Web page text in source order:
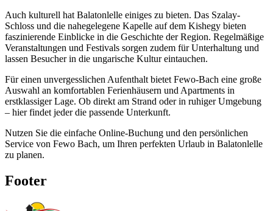
Auch kulturell hat Balatonlelle einiges zu bieten. Das Szalay-
Schloss und die nahegelegene Kapelle auf dem Kishegy bieten
faszinierende Einblicke in die Geschichte der Region. Regelmäßige
Veranstaltungen und Festivals sorgen zudem für Unterhaltung und
lassen Besucher in die ungarische Kultur eintauchen.
Für einen unvergesslichen Aufenthalt bietet Fewo-Bach eine große
Auswahl an komfortablen Ferienhäusern und Apartments in
erstklassiger Lage. Ob direkt am Strand oder in ruhiger Umgebung
– hier findet jeder die passende Unterkunft.
Nutzen Sie die einfache Online-Buchung und den persönlichen
Service von Fewo Bach, um Ihren perfekten Urlaub in Balatonlelle
zu planen.
Footer